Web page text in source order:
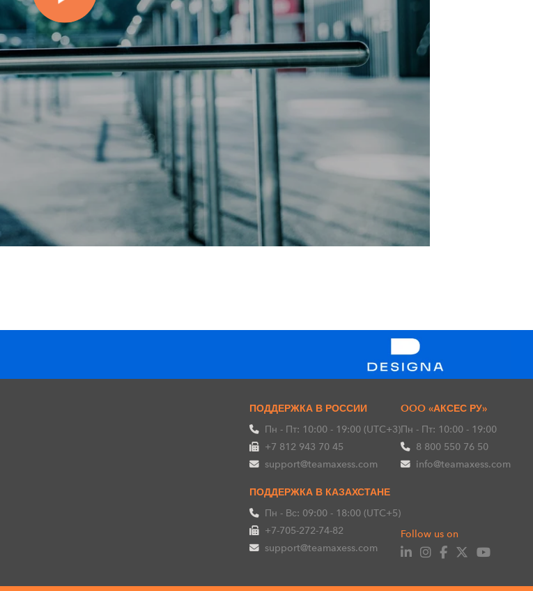
ПОДДЕРЖКА В РОССИИ
Пн - Пт: 10:00 - 19:00 (UTC+3)
+7 812 943 70 45
support@teamaxess.com
ПОДДЕРЖКА В КАЗАХСТАНЕ
Пн - Вс: 09:00 - 18:00 (UTC+5)
+7-705-272-74-82
support@teamaxess.com
OOO «АКСЕС РУ»
Пн - Пт: 10:00 - 19:00
8 800 550 76 50
info@teamaxess.com
Follow us on